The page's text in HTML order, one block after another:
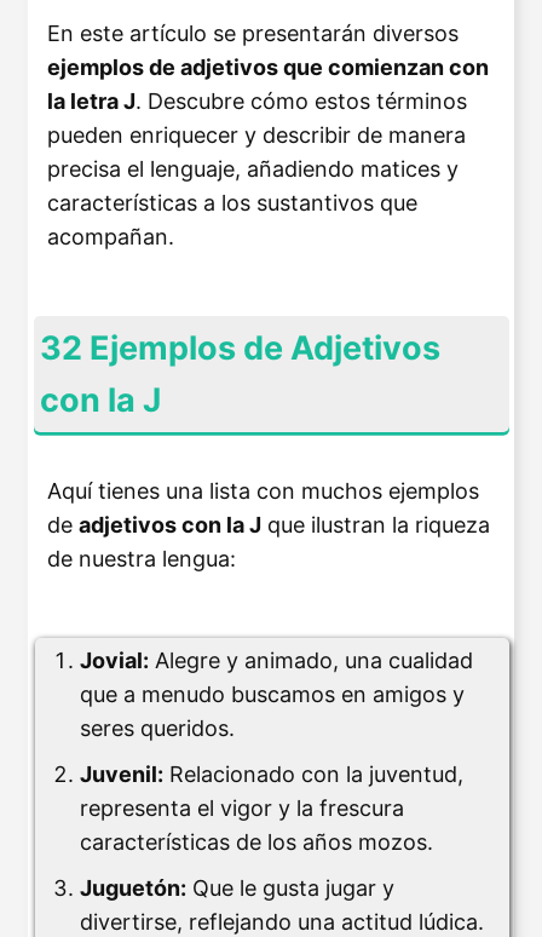
En este artículo se presentarán diversos
ejemplos de adjetivos que comienzan con
la letra J. Descubre cómo estos términos
pueden enriquecer y describir de manera
precisa el lenguaje, añadiendo matices y
características a los sustantivos que
acompañan.
32 Ejemplos de Adjetivos
con la J
Aquí tienes una lista con muchos ejemplos
de adjetivos con la J que ilustran la riqueza
de nuestra lengua:
Jovial: Alegre y animado, una cualidad
que a menudo buscamos en amigos y
seres queridos.
Juvenil: Relacionado con la juventud,
representa el vigor y la frescura
características de los años mozos.
Juguetón: Que le gusta jugar y
divertirse, reflejando una actitud lúdica.